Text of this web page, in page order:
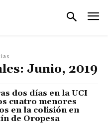
Junio, 2019
dos días en la UCI
cuatro menores
en la colisión en
de Oropesa